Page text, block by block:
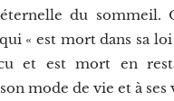
du sommeil.
« est mort dans sa
et est mort en
mode de vie et à ses